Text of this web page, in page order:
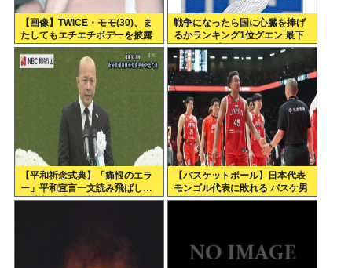
【画像】TWICE・モモ(30)、ま
たしてもエチエチボデーを披露
www
戦争になったら国に心臓を捧げ
るかランキング1位グエン 最下
位ジャップ
【平和祈念式典】「痛恨のエラ
ー」平和宣言一文読み飛ばし…
長崎市長「つい熱くなって」
【バスケットボール】日本代表
モンゴル代表に敗れる バスケ男
子